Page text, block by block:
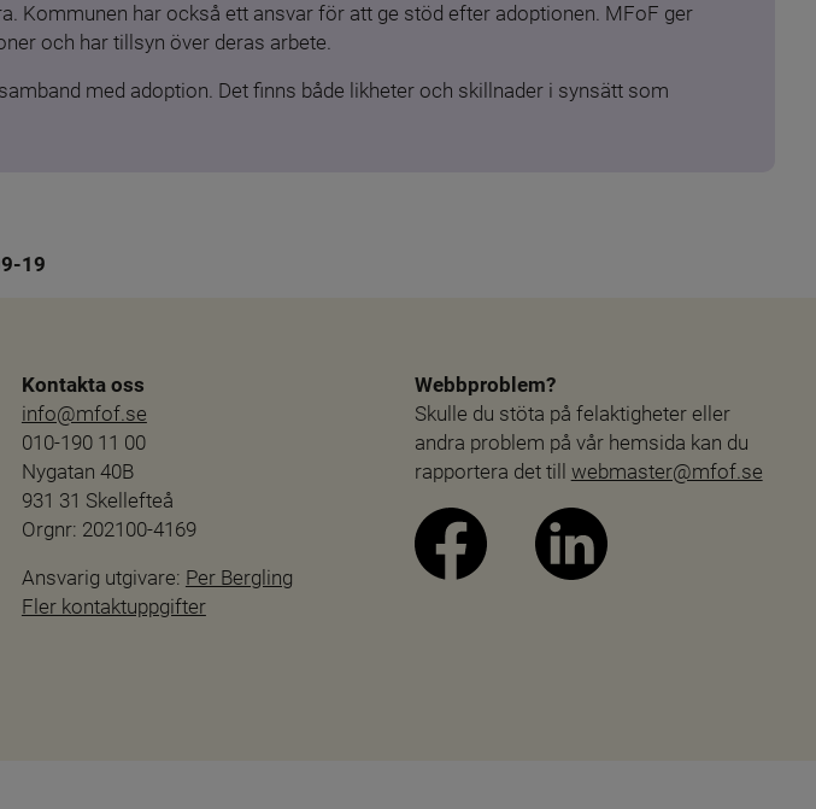
Kommunen har också ett ansvar för att ge stöd efter adoptionen. MFoF ger
och har tillsyn över deras arbete.
med adoption. Det finns både likheter och skillnader i synsätt som
19
Kontakta oss
info@mfof.se
010-190 11 00
Nygatan 40B
931 31 Skellefteå
Orgnr: 202100-4169
Ansvarig utgivare: Per Bergling
Fler kontaktuppgifter
Webbproblem?
Skulle du stöta på felaktigheter eller
andra problem på vår hemsida kan du
rapportera det till webmaster@mfof.se